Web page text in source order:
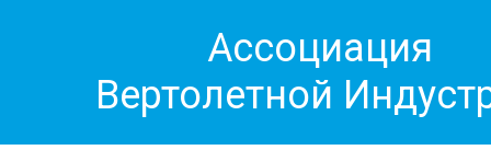
Ассоциация
Вертолетной